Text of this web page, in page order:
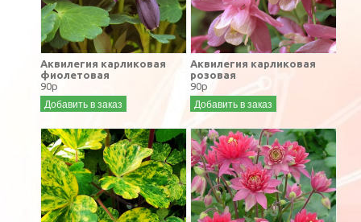
Аквилегия карликовая
фиолетовая
90р
Добавить в заказ
Аквилегия карликовая
розовая
90р
Добавить в заказ